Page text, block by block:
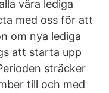
våra lediga
med oss för att
om nya lediga
att starta upp
sträcker
till och med